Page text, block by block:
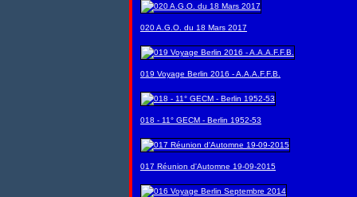
020 A.G.O. du 18 Mars 2017
019 Voyage Berlin 2016 - A.A.A.F.F.B.
018 - 11° GECM - Berlin 1952-53
017 Réunion d'Automne 19-09-2015